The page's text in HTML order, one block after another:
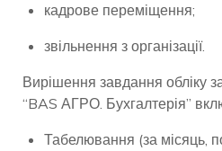
кадрове переміщення;
звільнення з організації.
Вирішення завдання обліку
“BAS АГРО. Бухгалтерія”
Табелювання (за місяць,